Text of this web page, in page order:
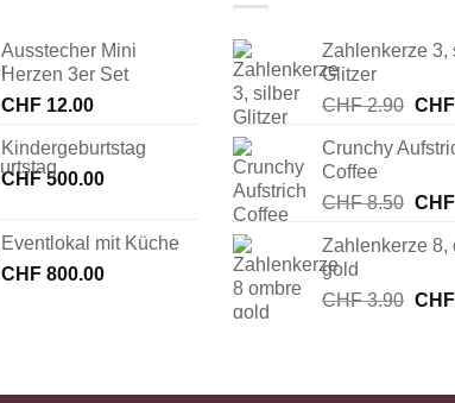
Ausstecher Mini
Herzen 3er Set
CHF 12.00
Kindergeburtstag
CHF500.00
Eventlokal mit Küche
CHF 800.00
Zahlenkerze 3,
Glitzer
CHF2.90
war:
CHF
Crunchy
Coffee
CHF8.50
war:
CHF
Zahlenkerze 8,
gold
CHF3.90 CHF